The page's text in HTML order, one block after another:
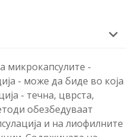
микрокапсулите -
- може да биде во која
- течна, цврста,
обезбедуваат
и на лиофилните